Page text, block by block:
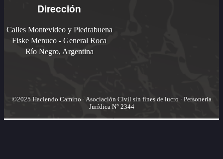
Dirección
Calles Montevideo y Piedrabuena
Fiske Menuco - General Roca
Río Negro, Argentina
©2025 Haciendo Camino · Asociación Civil sin fines de lucro · Personería
Jurídica N° 2344